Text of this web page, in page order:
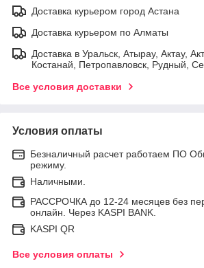
Доставка курьером город Астана
Доставка курьером по Алматы
Доставка в Уральск, Атырау, Актау,
Костанай, Петропавловск, Рудный,
Все условия доставки
Условия оплаты
Безналичный расчет работаем ПО
режиму.
Наличными.
РАССРОЧКА до 12-24 месяцев без
онлайн. Через KASPI BANK.
KASPI QR
Все условия оплаты